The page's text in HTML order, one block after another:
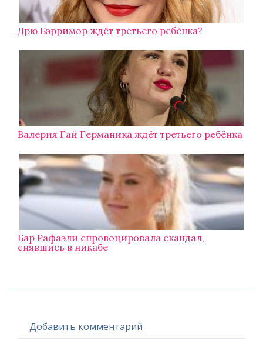
Дрю Бэрримор ждёт третьего ребёнка?
Валерия Гай Германика ждёт третьего ребёнка
Бар Рафаэли спровоцировала скандал,
снявшись в никабе
Добавить комментарий